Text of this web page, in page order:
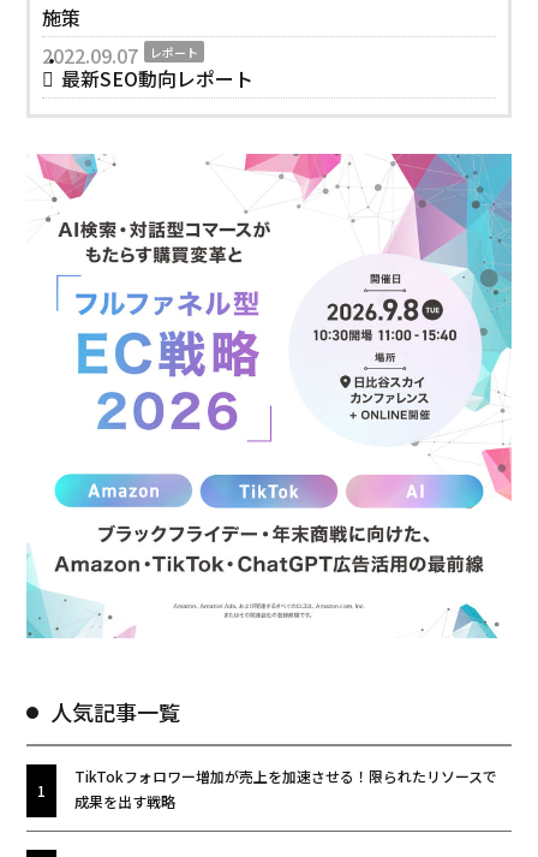
施策
2022.09.07
レポート
最新SEO動向レポート
人気記事一覧
TikTokフォロワー増加が売上を加速させる！限られたリソースで
成果を出す戦略